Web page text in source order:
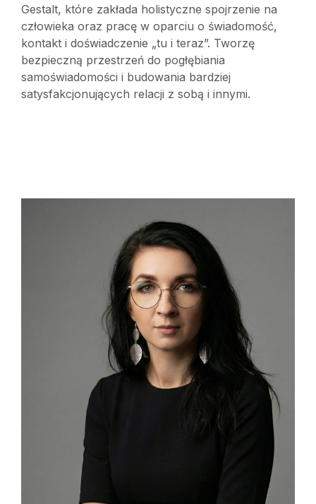
Gestalt, które zakłada holistyczne spojrzenie na
człowieka oraz pracę w oparciu o świadomość,
kontakt i doświadczenie „tu i teraz”. Tworzę
bezpieczną przestrzeń do pogłębiania
samoświadomości i budowania bardziej
satysfakcjonujących relacji z sobą i innymi.